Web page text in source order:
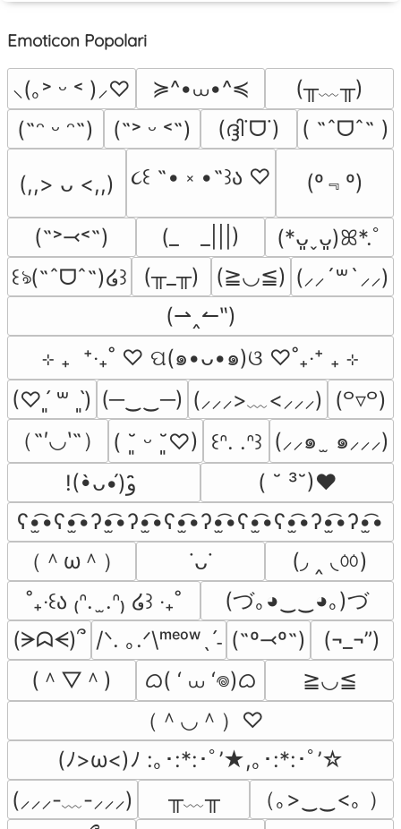
Emoticon Popolari
⸜(｡˃ ᵕ ˂ )⸝♡ ≽^•⩊•^≼
(╥﹏╥)
(˶ᵔ ᵕ ᵔ˶)
(˶˃ ᵕ ˂˶) (ദ്ദി˙ᗜ˙) ( ˶ˆᗜˆ˵ )
(,,> ᴗ <,,) ૮꒰ ˶• ༝ •˶꒱ა ♡ (º﹃º)
(˶˃⤙˂˶) (_　_|||)
(*ᴗ͈ˬᴗ͈)ꕤ*.ﾟ
꒰ঌ(˶ˆᗜˆ˵)໒꒱
(╥_╥) (≧◡≦) (⸝⸝´꒳`⸝⸝)
(⇀‸↼‶)
⊹ ₊  ⁺‧₊˚ ♡ ପ(๑•ᴗ•๑)ଓ ♡˚₊‧⁺ ₊ ⊹
(♡ˊ͈ ꒳ ˋ͈) (─‿‿─) (⸝⸝⸝>﹏<⸝⸝⸝) (꒪▿꒪)
（˶′◡‵˶）
( ˘͈ ᵕ ˘͈♡) ꒰ᐢ. .ᐢ꒱ (⸝⸝๑  ̫ ๑⸝⸝⸝)
( ˘ ³˘)♥
ʕ•̫͡•ʕ•̫͡•ʔ•̫͡•ʔ•̫͡•ʕ•̫͡•ʔ•̫͡•ʕ•̫͡•ʕ•̫͡•ʔ•̫͡•ʔ•̫͡•
（＾ω＾）
˙ᴗ˙
(◞ ‸ ◟ㆀ)
˚₊‧꒰ა ₍ᐢ.  ̫.ᐢ₎ ໒꒱ ‧₊˚
(づ｡◕‿‿◕｡)づ
(ᗒᗣᗕ)՞ /ᐠ. ｡.ᐟ\ᵐᵉᵒʷˎˊ˗ (˶º⤙º˶)
(¬_¬”)
(＾▽＾)
ᜊ( ‘ ⩊ ‘𖦹)ᜊ
≧◡≦
（＾◡＾）♡
(ﾉ>ω<)ﾉ :｡･:*:･ﾟ’★,｡･:*:･ﾟ’☆
(⸝⸝⸝-﹏-⸝⸝⸝)
╥﹏╥
（｡>‿‿<｡ ）